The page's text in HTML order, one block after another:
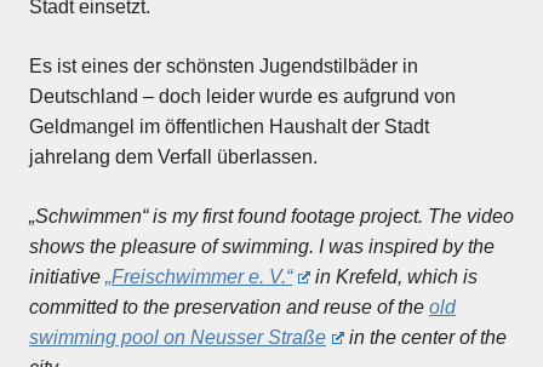
Stadt einsetzt.
Es ist eines der schönsten Jugendstilbäder in
Deutschland – doch leider wurde es aufgrund von
Geldmangel im öffentlichen Haushalt der Stadt
jahrelang dem Verfall überlassen.
„Schwimmen“ is my first found footage project. The video
shows the pleasure of swimming. I was inspired by the
initiative „Freischwimmer e. V.“
in Krefeld, which is
committed to the preservation and reuse of the old
swimming pool on Neusser Straße
in the center of the